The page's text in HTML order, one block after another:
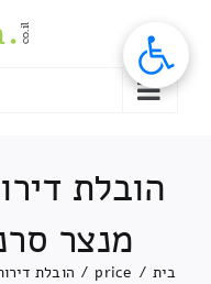
מנצר
בית /
price
/ הובלת דירות 2 חדרים מחיר מנצר סרני ←